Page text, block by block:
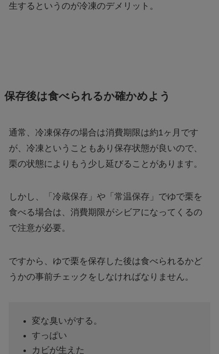
生するというのが冷凍のデメリット。
保存後は食べられるか確かめよう
通常、冷凍保存の場合は消費期限は約1ヶ月です
が、冷凍ということもあり保存状態が良いので、
栗の状態によりもう少し延びることがあります。
しかし、「冷蔵保存」や「常温保存」でゆで栗を
食べる場合は、消費期限がシビアになってくるの
で注意が必要。
ですから、ゆで栗を保存した後は食べられるかど
うかの事前チェックをしなければなりません。
変な臭いがする。
すっぱい
カビが生えた